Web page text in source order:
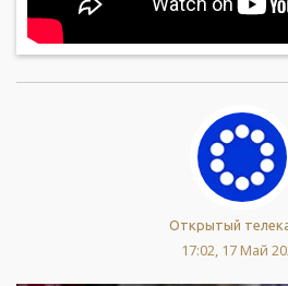
Открытый
17:02, 17 Май